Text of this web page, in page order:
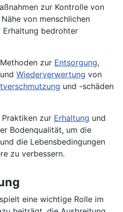
zur Kontrolle von
von menschlichen
Erhaltung bedrohter
zur Entsorgung,
und Wiederverwertung von
und -schäden
Praktiken zur Erhaltung und
Bodenqualität, um die
die Lebensbedingungen
zu verbessern.
eine wichtige Rolle im